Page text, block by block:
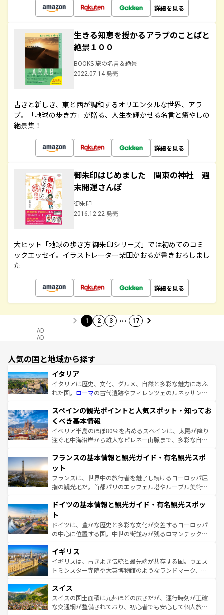
詳細を見る
生きる知恵を授かるアラブのことばと
絶景１００
BOOKS 旅の名言＆絶景
2022.07.14 発売
古きと新しき、東と西が調和するオリエンタルな世界、アラ
ブ。「地球の歩き方」が贈る、人生を輝かせる名言と癒やしの
絶景集！
詳細を見る
御朱印はじめました 関東の神社 週
末開運さんぽ
御朱印
2016.12.22 発売
大ヒット「地球の歩き方 御朱印シリーズ」では初めてのコミ
ックエッセイ。イラストレーター柴田かおるが書きおろしまし
た
詳細を見る
1 2 3 … 17
AD
AD
人気の国と地域から探す
イタリア
イタリアは歴史、文化、グルメ、自然と多彩な魅力にあふ
れた国。 ローマの古代遺跡やフィレンツェのルネッサンス
ろん、トスカーナの美しい田園風景やアマルフィ海岸の絶
景など、自然景観も見逃せない。観光の合間には、本場の
ピザやパスタなど、絶品のイタリア料理を堪能することも
できる。朝目覚めてから夜眠るまで、すべての瞬間を楽し
なお、新着のイタリア情報はコンテンツ一覧を参照してほ
しい。
スペインの観光ポイントと人気スポット・知ってお
くべき基本情報
イベリア半島のほぼ80％を占めるスペインは、太陽が降り
注ぐ地中海沿岸から雄大なピレネー山脈まで、多彩な自然
文化が根付くこの国では、情熱的なフラメンコ、熱気あふ
れる闘牛、そして美味しいタパスが生活の一部となってい
る。首都マドリードの洗練された雰囲気や、バルセロナの
アートに溢れた街角から、地方では古代ローマ遺跡や中世
せる。地方によって風土や気候が異なるスペインはその個
ンテンツ一覧 を参照してほしい。
フランスの基本情報と観光ガイド・有名観光スポ
ット
フランスは、世界中の旅行者を魅了し続けるヨーロッパ屈
指の観光地だ。首都パリのエッフェル塔やルーブル美術館
で、幅広い魅力が詰まっている。華麗な宮殿、歴史的な大
聖堂、美しいビーチ、そして豊かな自然が、訪れる者を心
から魅了する。また、フランスは美食の国としても知ら
れ、フランス料理はユネスコ無形文化遺産にも登録されて
香り高いラベンダー畑など、多彩な楽しみ方が可能だ。さ
らに、パリ以外の地域にも魅力が溢れており、どの街角に
も豊かな歴史と文化が息づいている。パリ以外の個性あふ
を参照してほしい。
ドイツの基本情報と観光ガイド・有名観光スポッ
ト
ドイツは、豊かな歴史と多彩な文化が交差するヨーロッパ
の中心に位置する国。中世の街並みが残るロマンチック街
顔を持つこの国は、どこを歩いても飽きることがない。ベ
ルリンの文化的活気、バイエルン州のアルプスの絶景、そ
してライン川沿いのワイン畑といった風景は必見。ビール
は、お酒好きな人にはぜひ体験してほしい。 なお、新着の
ドイツ情報はコンテンツ一覧を参照してほしい。
イギリス
イギリスは、古きよき伝統と最先端が共存する国。ウェス
トミンスター寺院や大英博物館のようなランドマーク、歴
リアごとに異なる魅力がある。また、優雅なアフタヌーン
ティー、ビール好きにはたまらない英国パブ、サッカー観
戦など、本場だからこそできる体験も豊富。イギリスを旅
スイス
スイスの国土面積は九州ほどの広さだが、運行時刻が正確
な交通網が整備されており、初心者でも安心して個人旅行